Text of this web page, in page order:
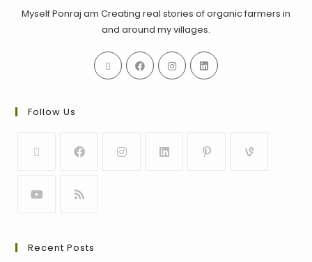
Myself Ponraj am Creating real stories of organic farmers in
and around my villages.
Follow Us
Recent Posts